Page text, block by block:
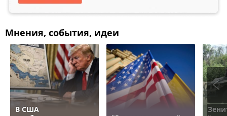
Мнения, события, идеи
В США